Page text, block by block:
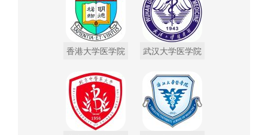
香港大学医学院 武汉大学医学院